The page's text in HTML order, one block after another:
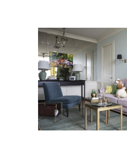
Идеальная квартира
Трехкомнатная студия